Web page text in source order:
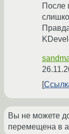
После
Вы не можете
перемещена в